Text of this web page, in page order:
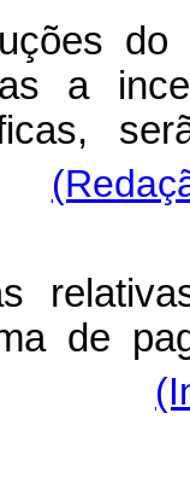
do
a
de